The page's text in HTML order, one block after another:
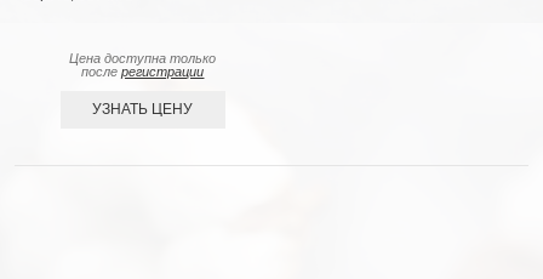
Цена доступна только
послерегистрации
УЗНАТЬ ЦЕНУ